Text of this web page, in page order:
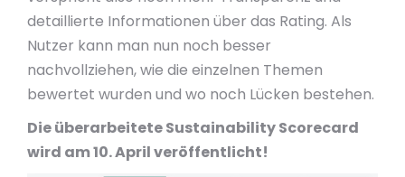
detaillierte Informationen über das Rating. Als
Nutzer kann man nun noch besser
nachvollziehen, wie die einzelnen Themen
bewertet wurden und wo noch Lücken bestehen.
Die überarbeitete Sustainability Scorecard
wird am 10. April veröffentlicht!